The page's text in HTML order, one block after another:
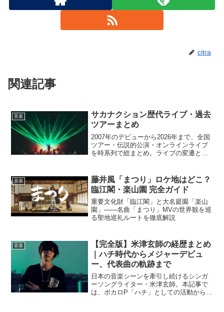
citra
関連記事
音楽
サカナクション歴代ライブ・過去
ツアーまとめ
2007年のデビューから2026年まで、全国
ツアー・伝説的公演・オンラインライブ
を時系列で総まとめ。ライブの変遷と見
音楽
藤井風「まつり」ロケ地はどこ？
臨江閣・楽山園 完全ガイド
重要文化財「臨江閣」と大名庭園「楽山
園」——名曲「まつり」MVの世界観を巡
る聖地巡礼ルートを徹底解説
音楽
【完全版】米津玄師の経歴まとめ
｜ハチ時代からメジャーデビュ
ー、代表曲の軌跡まで
日本の音楽シーンを牽引し続けるシンガ
ーソングライター・米津玄師。本記事で
は、ボカロP「ハチ」としての活動から本